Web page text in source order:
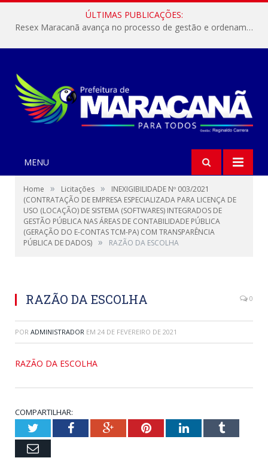
ÚLTIMAS PUBLICAÇÕES:
Resex Maracanã avança no processo de gestão e ordenamento do turismo em nossas áreas protegidas.
MENU
Home » Licitações »
INEXIGIBILIDADE Nº 003/2021
(CONTRATAÇÃO DE EMPRESA ESPECIALIZADA PARA LICENÇA DE
USO (LOCAÇÃO) DE SISTEMA (SOFTWARES) INTEGRADOS DE
GESTÃO PÚBLICA NAS ÁREAS DE CONTABILIDADE PÚBLICA
(GERAÇÃO DO E-CONTAS TCM-PA) COM TRANSPARÊNCIA
PÚBLICA DE DADOS) » RAZÃO DA ESCOLHA
RAZÃO DA ESCOLHA 0
POR ADMINISTRADOR EM 24 DE FEVEREIRO DE 2021
RAZÃO DA ESCOLHA
COMPARTILHAR:
TwitterFacebookGoogle+PinterestLinkedInTumblr
Email